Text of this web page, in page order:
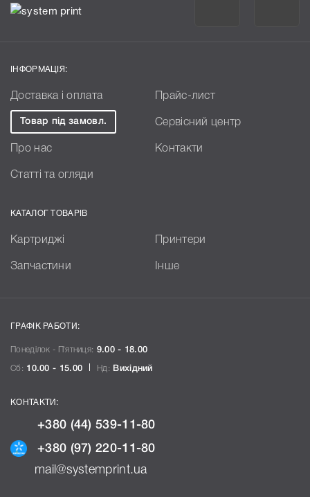
ІНФОРМАЦІЯ:
Доставка і оплата Прайс-лист
Товар під замовл. Сервісний центр
Про нас Контакти
Статті та огляди
КАТАЛОГ ТОВАРІВ
Картриджі Принтери
Запчастини Інше
ГРАФІК РАБОТИ:
Понеділок - П`ятниця: 9.00 - 18.00
Сб: 10.00 - 15.00 Нд: Вихідний
КОНТАКТИ:
+380 (44) 539-11-80
+380 (97) 220-11-80
mail@systemprint.ua